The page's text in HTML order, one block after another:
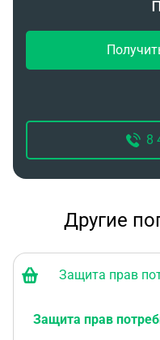
деньги после
отказалась. Мои
некачественные
8
Другие
Защита прав
Защита прав